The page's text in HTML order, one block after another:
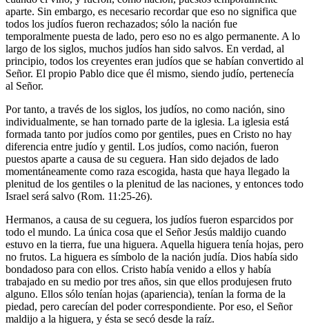
aparte. Sin embargo, es necesario recordar que eso no significa que
todos los judíos fueron rechazados; sólo la nación fue
temporalmente puesta de lado, pero eso no es algo permanente. A lo
largo de los siglos, muchos judíos han sido salvos. En verdad, al
principio, todos los creyentes eran judíos que se habían convertido al
Señor. El propio Pablo dice que él mismo, siendo judío, pertenecía
al Señor.
Por tanto, a través de los siglos, los judíos, no como nación, sino
individualmente, se han tornado parte de la iglesia. La iglesia está
formada tanto por judíos como por gentiles, pues en Cristo no hay
diferencia entre judío y gentil. Los judíos, como nación, fueron
puestos aparte a causa de su ceguera. Han sido dejados de lado
momentáneamente como raza escogida, hasta que haya llegado la
plenitud de los gentiles o la plenitud de las naciones, y entonces todo
Israel será salvo (Rom. 11:25-26).
Hermanos, a causa de su ceguera, los judíos fueron esparcidos por
todo el mundo. La única cosa que el Señor Jesús maldijo cuando
estuvo en la tierra, fue una higuera. Aquella higuera tenía hojas, pero
no frutos. La higuera es símbolo de la nación judía. Dios había sido
bondadoso para con ellos. Cristo había venido a ellos y había
trabajado en su medio por tres años, sin que ellos produjesen fruto
alguno. Ellos sólo tenían hojas (apariencia), tenían la forma de la
piedad, pero carecían del poder correspondiente. Por eso, el Señor
maldijo a la higuera, y ésta se secó desde la raíz.